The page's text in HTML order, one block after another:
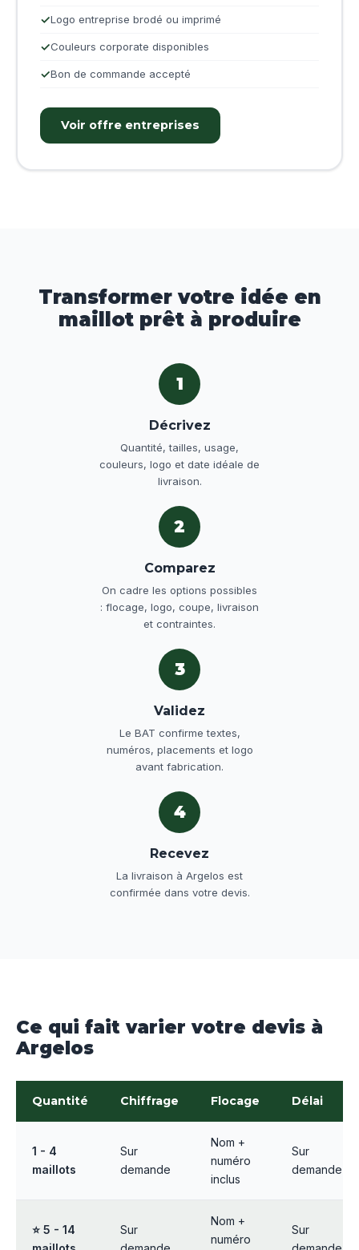
Logo entreprise brodé ou imprimé
Couleurs corporate disponibles
Bon de commande accepté
Voir offre entreprises
Transformer votre idée en
maillot prêt à produire
1
Décrivez
Quantité, tailles, usage,
couleurs, logo et date idéale de
livraison.
2
Comparez
On cadre les options possibles
: flocage, logo, coupe, livraison
et contraintes.
3
Validez
Le BAT confirme textes,
numéros, placements et logo
avant fabrication.
4
Recevez
La livraison à Argelos est
confirmée dans votre devis.
Ce qui fait varier votre devis à
Argelos
Quantité Chiffrage Flocage Délai
1 - 4
maillots
Sur
demande
Nom +
numéro
inclus
Sur
demande
⭐ 5 - 14
Sur
Nom +
numéro
Sur